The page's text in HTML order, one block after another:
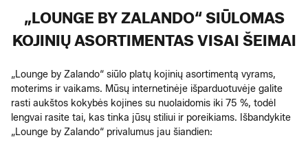
„LOUNGE BY ZALANDO“ SIŪLOMAS
KOJINIŲ ASORTIMENTAS VISAI ŠEIMAI
„Lounge by Zalando“ siūlo platų kojinių asortimentą vyrams,
moterims ir vaikams. Mūsų internetinėje išparduotuvėje galite
rasti aukštos kokybės kojines su nuolaidomis iki 75 %, todėl
lengvai rasite tai, kas tinka jūsų stiliui ir poreikiams. Išbandykite
„Lounge by Zalando“ privalumus jau šiandien: